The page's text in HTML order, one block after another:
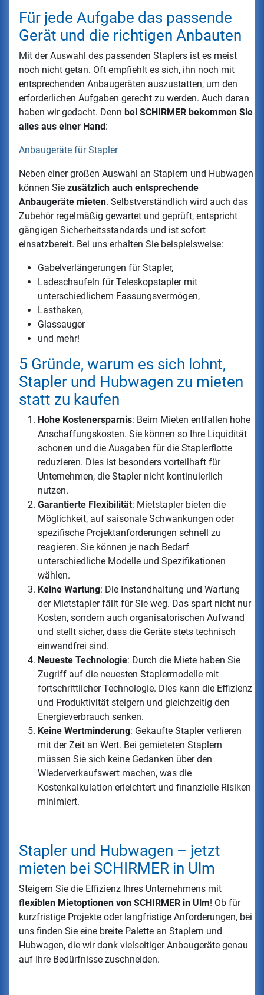
Für jede Aufgabe das passende
Gerät und die richtigen Anbauten
Mit der Auswahl des passenden Staplers ist es meist
noch nicht getan. Oft empfiehlt es sich, ihn noch mit
entsprechenden Anbaugeräten auszustatten, um den
erforderlichen Aufgaben gerecht zu werden. Auch daran
haben wir gedacht. Denn bei SCHIRMER bekommen Sie
alles aus einer Hand:
Anbaugeräte für Stapler
Neben einer großen Auswahl an Staplern und Hubwagen
können Sie zusätzlich auch entsprechende
Anbaugeräte mieten. Selbstverständlich wird auch das
Zubehör regelmäßig gewartet und geprüft, entspricht
gängigen Sicherheitsstandards und ist sofort
einsatzbereit. Bei uns erhalten Sie beispielsweise:
Gabelverlängerungen für Stapler,
Ladeschaufeln für Teleskopstapler mit
unterschiedlichem Fassungsvermögen,
Lasthaken,
Glassauger
und mehr!
5 Gründe, warum es sich lohnt,
Stapler und Hubwagen zu mieten
statt zu kaufen
Hohe Kostenersparnis: Beim Mieten entfallen hohe
Anschaffungskosten. Sie können so Ihre Liquidität
schonen und die Ausgaben für die Staplerflotte
reduzieren. Dies ist besonders vorteilhaft für
Unternehmen, die Stapler nicht kontinuierlich
nutzen.
Garantierte Flexibilität: Mietstapler bieten die
Möglichkeit, auf saisonale Schwankungen oder
spezifische Projektanforderungen schnell zu
reagieren. Sie können je nach Bedarf
unterschiedliche Modelle und Spezifikationen
wählen.
Keine Wartung: Die Instandhaltung und Wartung
der Mietstapler fällt für Sie weg. Das spart nicht nur
Kosten, sondern auch organisatorischen Aufwand
und stellt sicher, dass die Geräte stets technisch
einwandfrei sind.
Neueste Technologie: Durch die Miete haben Sie
Zugriff auf die neuesten Staplermodelle mit
fortschrittlicher Technologie. Dies kann die Effizienz
und Produktivität steigern und gleichzeitig den
Energieverbrauch senken.
Keine Wertminderung: Gekaufte Stapler verlieren
mit der Zeit an Wert. Bei gemieteten Staplern
müssen Sie sich keine Gedanken über den
Wiederverkaufswert machen, was die
Kostenkalkulation erleichtert und finanzielle Risiken
minimiert.
Stapler und Hubwagen – jetzt
mieten bei SCHIRMER in Ulm
Steigern Sie die Effizienz Ihres Unternehmens mit
flexiblen Mietoptionen von SCHIRMER in Ulm! Ob für
kurzfristige Projekte oder langfristige Anforderungen, bei
uns finden Sie eine breite Palette an Staplern und
Hubwagen, die wir dank vielseitiger Anbaugeräte genau
auf Ihre Bedürfnisse zuschneiden.